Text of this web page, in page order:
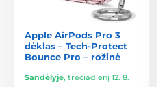
Apple AirPods Pro 3
dėklas – Tech-Protect
Bounce Pro – rožinė
Sandėlyje, trečiadienį 12. 8.